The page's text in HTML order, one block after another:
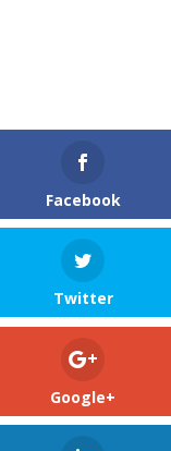
Facebook
Twitter
Google+